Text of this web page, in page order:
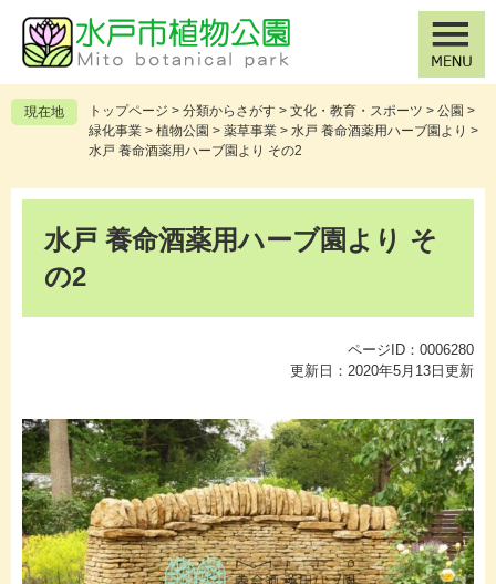
の
先
頭
ー
を
飛
現在地 トップページ > 分類からさがす > 文化・教育・スポーツ > 公園 >
緑化事業 > 植物公園 > 薬草事業 > 水戸 養命酒薬用ハーブ園より >
水戸 養命酒薬用ハーブ園より その2
水戸 養命酒薬用ハーブ園より そ
の2
ページID：0006280
更新日：2020年5月13日更新